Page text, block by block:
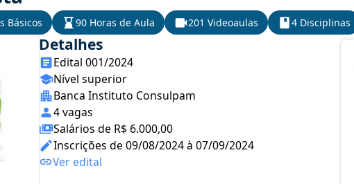
Básicos 90 Horas de Aula 201 Videoaulas 4 Disciplinas
Detalhes
Edital 001/2024
Nível superior
Banca Instituto Consulpam
4 vagas
Salários de R$ 6.000,00
Inscrições de 09/08/2024 à 07/09/2024
Ver edital